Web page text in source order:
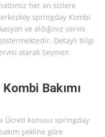
her an sizlere
springday Kombi
ve aldığınız servis
Detaylı bilgi
olarak Seymen
Bakımı
Ücreti konusu springday
şekline göre